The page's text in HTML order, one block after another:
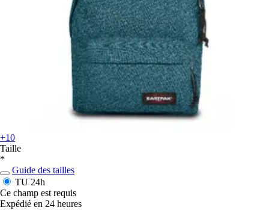
+10
Taille
*
Guide des tailles
TU 24h
Ce champ est requis
Expédié en 24 heures